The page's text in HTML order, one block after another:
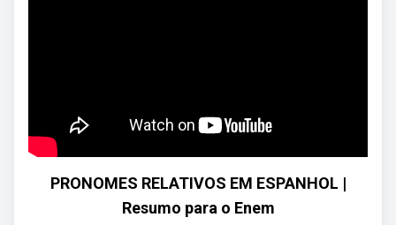
PRONOMES RELATIVOS EM ESPANHOL |
Resumo para o Enem